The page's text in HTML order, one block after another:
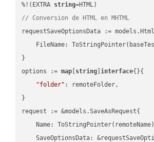
%!(EXTRA string
// Conversion de HTML en MHTML
requestSaveOptionsData :=
FileName:
}
options := map string ]interface{}{
"folder" : remoteFolder,
}
request := &models.SaveAsRequest{
Name:
SaveOptionsData: